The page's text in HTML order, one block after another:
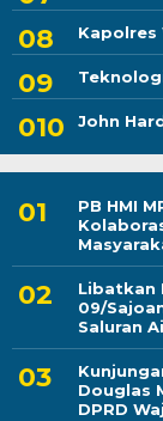
Kapolres
John
PB HMI
Libatkan
09/
Saluran
Douglas
DPRD